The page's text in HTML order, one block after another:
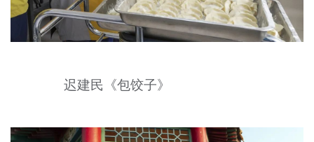
迟建民《包饺子》